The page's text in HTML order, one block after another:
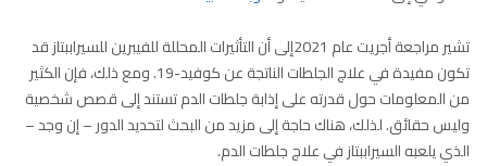
تشير مراجعة أجريت عام 2021إلى أن التأثيرات المحللة للفيبرين للسيراببتاز قد
تكون مفيدة في علاج الجلطات الناتجة عن كوفيد-19. ومع ذلك، فإن الكثير
من المعلومات حول قدرته على إذابة جلطات الدم تستند إلى قصص شخصية
وليس حقائق. لذلك، هناك حاجة إلى مزيد من البحث لتحديد الدور – إن وجد –
الذي يلعبه السيراببتاز في علاج جلطات الدم.